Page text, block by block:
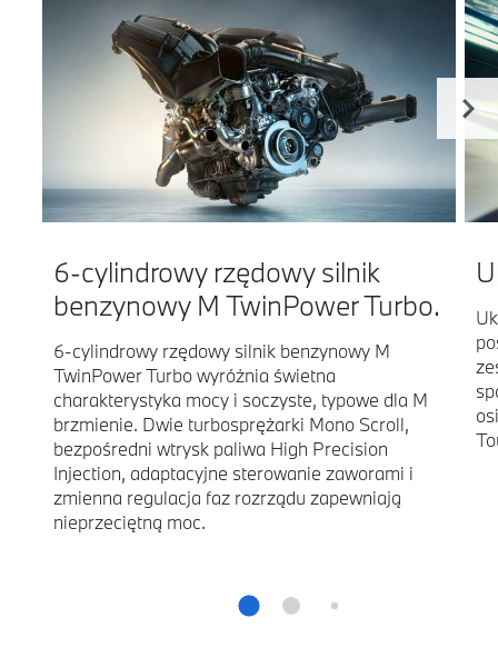
6-cylindrowy rzędowy silnik
benzynowy M TwinPower Turbo.
6-cylindrowy rzędowy silnik benzynowy M
TwinPower Turbo wyróżnia świetna
charakterystyka mocy i soczyste, typowe dla M
brzmienie. Dwie turbosprężarki Mono Scroll,
bezpośredni wtrysk paliwa High Precision
Injection, adaptacyjne sterowanie zaworami i
zmienna regulacja faz rozrządu zapewniają
nieprzeciętną moc.